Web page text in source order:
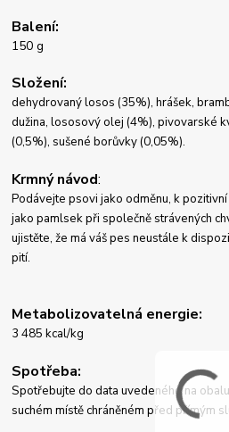
Balení:
150 g
Složení:
dehydrovaný losos (35%), hrášek,
dužina, lososový olej (4%), pivovarské
(0,5%), sušené borůvky (0,05%).
Krmný návod:
Podávejte psovi jako odměnu, k
jako pamlsek při společně strávených
ujistěte, že má váš pes neustále k
pití.
Metabolizovatelná energie:
3 485 kcal/kg
Spotřeba:
Spotřebujte do data uvedeného na
suchém místě chráněném před přímým